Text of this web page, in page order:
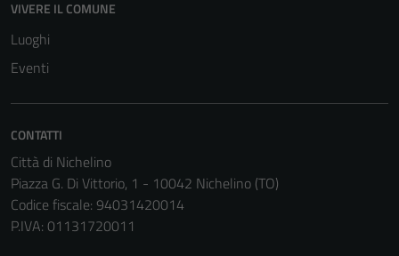
VIVERE IL COMUNE
Luoghi
Eventi
CONTATTI
Città di Nichelino
Piazza G. Di Vittorio, 1 - 10042 Nichelino (TO)
Codice fiscale: 94031420014
P.IVA: 01131720011